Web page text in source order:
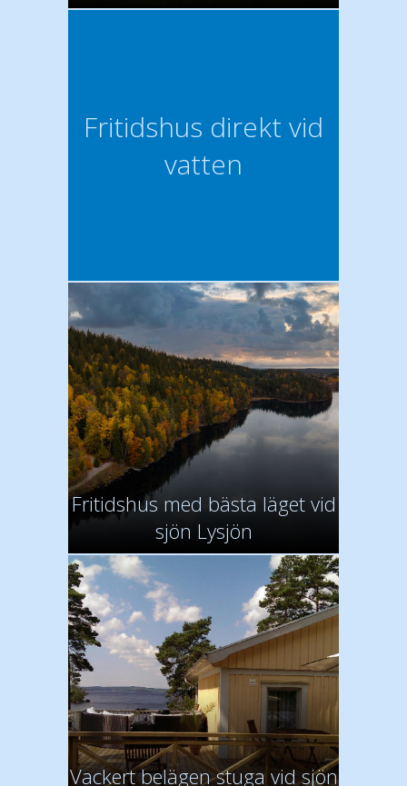
Fritidshus direkt vid
vatten
Fritidshus med bästa läget vid
sjön Lysjön
Vackert belägen stuga vid sjön